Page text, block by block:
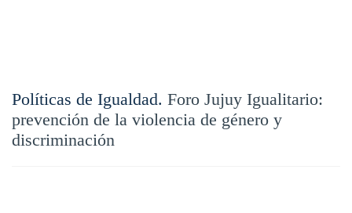
Políticas de Igualdad. Foro Jujuy Igualitario:
prevención de la violencia de género y
discriminación